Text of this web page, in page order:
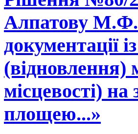
Алпатову М.Ф.
документації
(відновлення)
місцевості)
площею...»